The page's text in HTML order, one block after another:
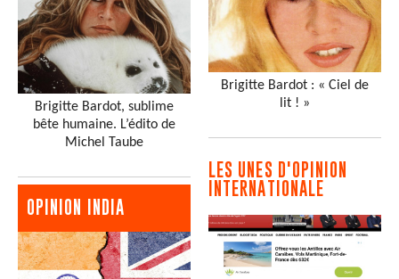
Brigitte Bardot, sublime
bête humaine. L’édito de
Michel Taube
OPINION INDIA
Brigitte Bardot : « Ciel de
lit ! »
LES UNES D'OPINION
INTERNATIONALE